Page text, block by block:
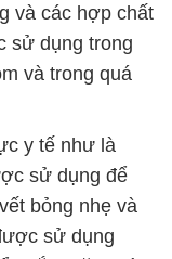
và các hợp chất
sử dụng trong
và trong quá
y tế như là
sử dụng để
bỏng nhẹ và
sử dụng